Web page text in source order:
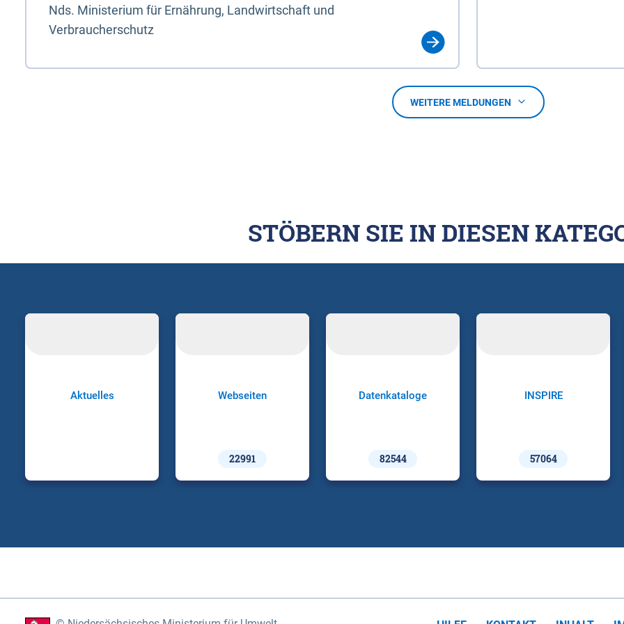
Nds. Ministerium für Ernährung, Landwirtschaft und
Verbraucherschutz
WEITERE MELDUNGEN
STÖBERN SIE IN DIESEN
Aktuelles Webseiten
22991
Datenkataloge
82544
INSPIRE
57064